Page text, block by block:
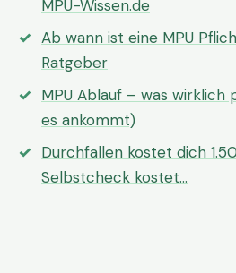
MPU-Wissen.de
Ab wann ist eine MPU
Ratgeber
MPU Ablauf – was wirklich
es ankommt)
Durchfallen kostet dich
Selbstcheck kostet…